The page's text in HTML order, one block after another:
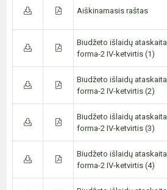
Aiškinamasis raštas
Biudžeto išlaidų ataskaita
forma-2 IV-ketvirtis (1)
Biudžeto išlaidų ataskaita
forma-2 IV-ketvirtis (2)
Biudžeto išlaidų ataskaita
forma-2 IV-ketvirtis (3)
Biudžeto išlaidų ataskaita
forma-2 IV-ketvirtis (4)